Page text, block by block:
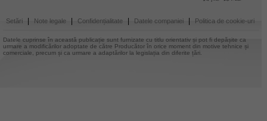
Setări | Note legale | Confidențialitate | Datele companiei | Politica de cookie-uri
Datele cuprinse în această publicație sunt furnizate cu titlu orientativ și pot fi depășite ca
urmare a modificărilor adoptate de către Producător în orice moment din motive tehnice și
comerciale, precum și ca urmare a adaptărilor la legislația din diferite țări.